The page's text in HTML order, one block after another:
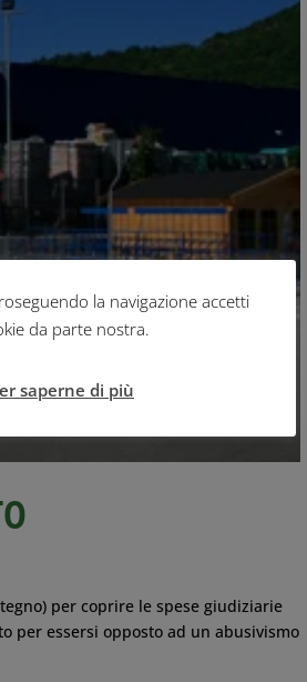
per coprire le spese giudiziarie
per essersi opposto ad un abusivismo
la navigazione accetti
da parte nostra.
saperne di più